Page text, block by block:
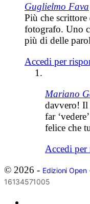
Guglielmo Fava
Più che scrittore
fotografo. Uno
più di delle
Accedi per
Mariano
davvero!
far
felice che
Accedi per
© 2026 - Edizioni Open
16134571005